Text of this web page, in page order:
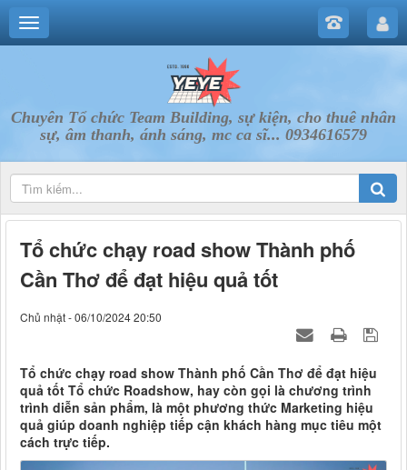
Chuyên Tổ chức Team Building, sự kiện, cho thuê nhân
sự, âm thanh, ánh sáng, mc ca sĩ... 0934616579
Tổ chức chạy road show Thành phố
Cần Thơ để đạt hiệu quả tốt
Chủ nhật - 06/10/2024 20:50
Tổ chức chạy road show Thành phố Cần Thơ để đạt hiệu
quả tốt Tổ chức Roadshow, hay còn gọi là chương trình
trình diễn sản phẩm, là một phương thức Marketing hiệu
quả giúp doanh nghiệp tiếp cận khách hàng mục tiêu một
cách trực tiếp.